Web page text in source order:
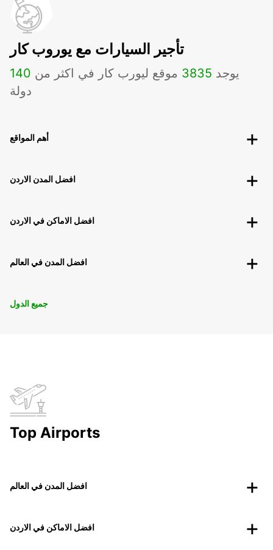
تأجير السيارات مع يوروب كار
يوجد 3835 موقع ليورب كار في اكثر من 140
دولة
أهم المواقع
افضل المدن الاردن
افضل الاماكن في الاردن
افضل المدن في العالم
جميع الدول
Top Airports
افضل المدن في العالم
افضل الاماكن في الاردن